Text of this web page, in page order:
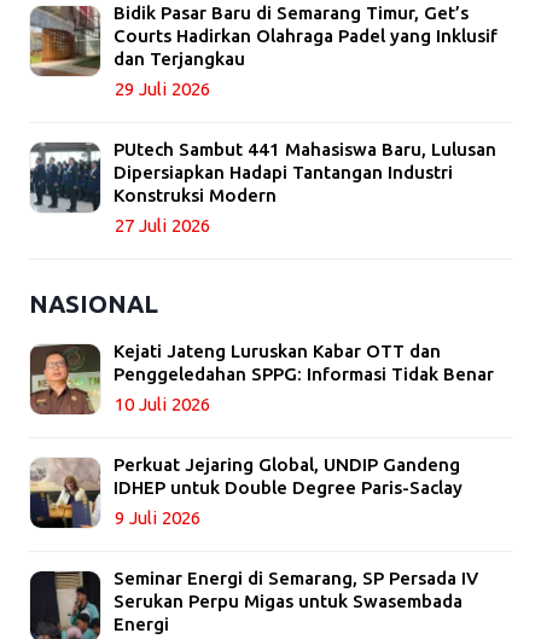
Bidik Pasar Baru di Semarang Timur, Get’s
Courts Hadirkan Olahraga Padel yang Inklusif
dan Terjangkau
29 Juli 2026
PUtech Sambut 441 Mahasiswa Baru, Lulusan
Dipersiapkan Hadapi Tantangan Industri
Konstruksi Modern
27 Juli 2026
NASIONAL
Kejati Jateng Luruskan Kabar OTT dan
Penggeledahan SPPG: Informasi Tidak Benar
10 Juli 2026
Perkuat Jejaring Global, UNDIP Gandeng
IDHEP untuk Double Degree Paris-Saclay
9 Juli 2026
Seminar Energi di Semarang, SP Persada IV
Serukan Perpu Migas untuk Swasembada
Energi